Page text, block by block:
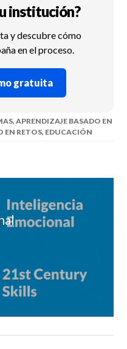
institución?
y descubre cómo
en el proceso.
gratuita
,APRENDIZAJE BASADO EN
EN RETOS, EDUCACIÓN